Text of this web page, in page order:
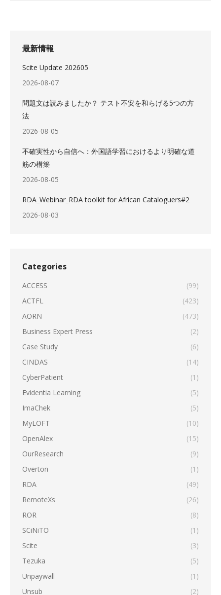
最新情報
Scite Update 202605
2026-08-07
問題文は読みましたか？ テスト不安を和らげる5つの方
法
2026-08-05
不確実性から自信へ：外国語学習におけるより明確な道
筋の構築
2026-08-05
RDA_Webinar_RDA toolkit for African Cataloguers#2
2026-08-03
Categories
ACCESS
(99)
ACTFL
(423)
AORN
(473)
Business Expert Press
(2)
Case Study
(6)
CINDAS
(14)
CyberPatient
(1)
Evidentia Learning
(5)
ImaChek
(5)
MyLOFT
(10)
OpenAlex
(15)
OurResearch
(9)
Overton
(1)
RDA
(49)
RemoteXs
(26)
ROR
(8)
SCiNiTO
(1)
Scite
(3)
Tezuka
(5)
Unpaywall
(1)
Unsub
(2)